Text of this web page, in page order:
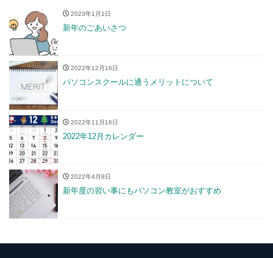
2023年1月1日
新年のごあいさつ
2022年12月16日
パソコンスクールに通うメリットについて
2022年11月16日
2022年12月カレンダー
2022年4月8日
新年度の習い事にもパソコン教室がおすすめ